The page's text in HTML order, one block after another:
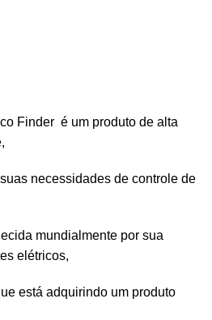
Finder é um produto de alta
necessidades de controle de
mundialmente por sua
elétricos,
está adquirindo um produto